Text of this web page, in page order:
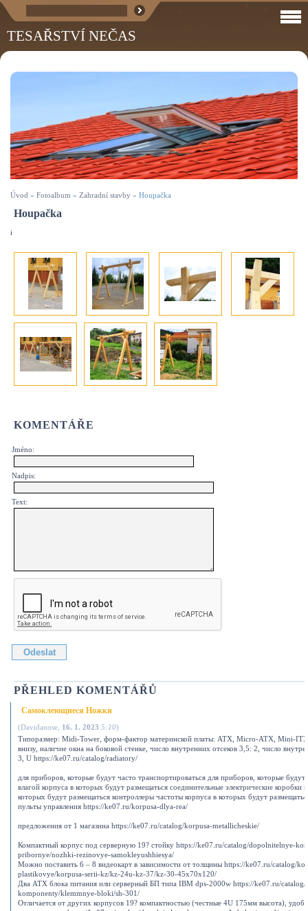
TESAŘSTVÍ NEČAS
Úvod » Fotoalbum » Zahradní stavby » Houpačka
Houpačka
i
KOMENTÁŘE
Jméno:
Nadpis:
Text:
PŘEHLED KOMENTÁŘŮ
Самоклеющиеся Ножки
(Davidanose 16. 1. 2023 5:10)
Типоразмер: Midi-Tower, форм-фактор материнской платы: ATX, Micro-ATX, Mini-
внизу, наличие окна на боковой стенке, число внутренних отсеков 3,5: 2, число
3, U https://ke07.ru/catalog/radiatory/
для приборов, которые будут часто транспортироваться для приборов, которые будут
влагой корпуса в которых будут размещаться соединительные электрические коробки
которых будут размещаться контроллеры частоты корпуса в которых будут
пульты управления https://ke07.ru/korpusa-dlya-rea/
предложения от 1 магазина https://ke07.ru/catalog/korpusa-metallicheskie/
Компактный корпус под серверную 19? стойку https://ke07.ru/catalog/dopolnitelnye-
pribornye/nozhki-rezinovye-samokleyushhiesya/
Можно поставить 6 – 8 видеокарт в зависимости от толщины https://ke07.ru/catalog/
plastikovye/korpusa-serii-kz/kz-24u-kz-37/kz-30-45x70x120/
Два АТХ блока питания или серверный БП типа IBM dps-2000w https://ke07.ru/
komponenty/klemmnye-bloki/sh-301/
Отличается от других корпусов 19? компактностью (честные 4U 175мм высота),